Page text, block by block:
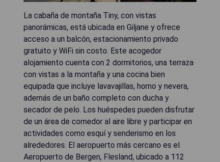
La cabaña de montaña Tiny, con vistas
panorámicas, está ubicada en Giljane y ofrece
acceso a un balcón, estacionamiento privado
gratuito y WiFi sin costo. Este acogedor
alojamiento cuenta con 2 dormitorios, una terraza
con vistas a la montaña y una cocina bien
equipada que incluye lavavajillas, horno y nevera,
además de un baño completo con ducha y
secador de pelo. Los huéspedes pueden disfrutar
de un área de comedor al aire libre y participar en
actividades como esquí y senderismo en los
alrededores. El aeropuerto más cercano es el
Aeropuerto de Bergen, Flesland, ubicado a 112